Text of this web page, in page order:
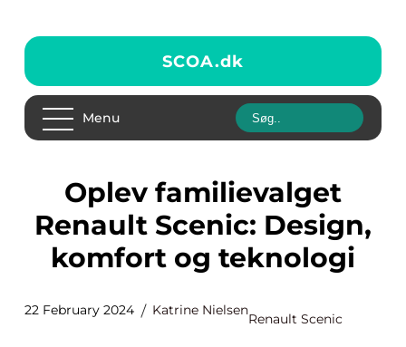
SCOA.dk
Menu
Oplev familievalget
Renault Scenic: Design,
komfort og teknologi
22 February 2024 Katrine Nielsen
Renault Scenic